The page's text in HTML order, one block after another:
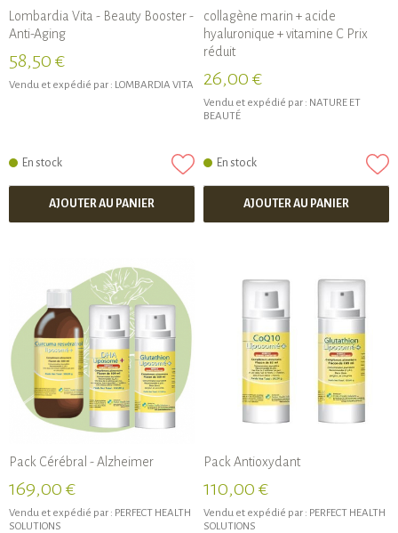
Lombardia Vita - Beauty Booster -
Anti-Aging
58,50 €
Vendu et expédié par : LOMBARDIA VITA
En stock
AJOUTER AU PANIER
collagène marin + acide
hyaluronique + vitamine C Prix
réduit
26,00 €
Vendu et expédié par : NATURE ET
BEAUTÉ
En stock
AJOUTER AU PANIER
Pack Cérébral - Alzheimer
169,00 €
Vendu et expédié par : PERFECT HEALTH
SOLUTIONS
Pack Antioxydant
110,00 €
Vendu et expédié par : PERFECT HEALTH
SOLUTIONS